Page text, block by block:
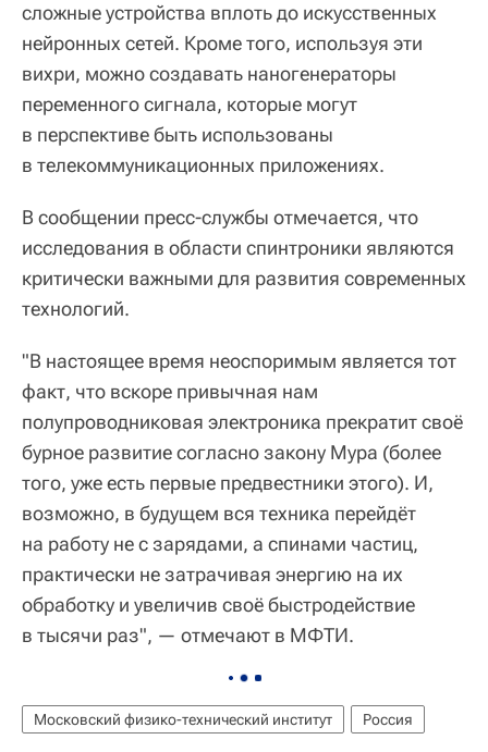
сложные устройства вплоть до искусственных
нейронных сетей. Кроме того, используя эти
вихри, можно создавать наногенераторы
переменного сигнала, которые могут
в перспективе быть использованы
в телекоммуникационных приложениях.
В сообщении пресс-службы отмечается, что
исследования в области спинтроники являются
критически важными для развития современных
технологий.
"В настоящее время неоспоримым является тот
факт, что вскоре привычная нам
полупроводниковая электроника прекратит своё
бурное развитие согласно закону Мура (более
того, уже есть первые предвестники этого). И,
возможно, в будущем вся техника перейдёт
на работу не с зарядами, а спинами частиц,
практически не затрачивая энергию на их
обработку и увеличив своё быстродействие
в тысячи раз", — отмечают в МФТИ.
Московский физико-технический институт Россия